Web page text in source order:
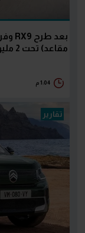
مقاعد) تحت 2 مليون جنيه
1:04 م
تقارير